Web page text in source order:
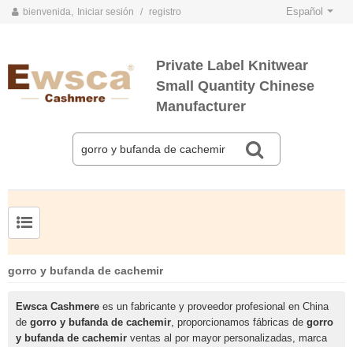
bienvenida, Iniciar sesión / registro Español
Private Label Knitwear
Small Quantity Chinese
Manufacturer
gorro y bufanda de cachemir
Ewsca Cashmere es un fabricante y proveedor profesional en China
de gorro y bufanda de cachemir, proporcionamos fábricas de gorro
y bufanda de cachemir ventas al por mayor personalizadas, marca